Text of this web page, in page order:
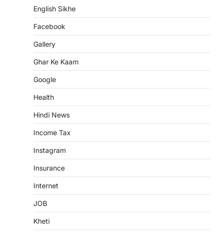
English Sikhe
Facebook
Gallery
Ghar Ke Kaam
Google
Health
Hindi News
Income Tax
Instagram
Insurance
Internet
JOB
Kheti